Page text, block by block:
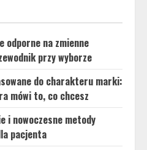
odporne na zmienne
przy wyborze
do charakteru marki:
mówi to, co chcesz
i nowoczesne metody
pacjenta